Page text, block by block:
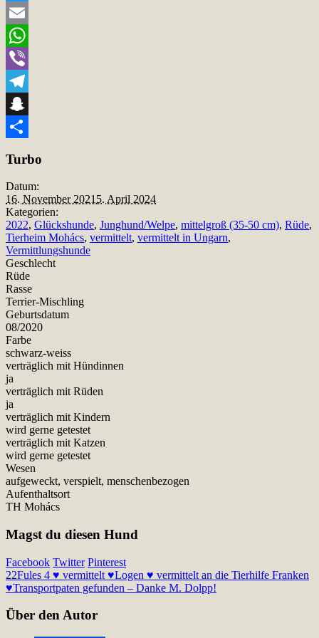
Twitter
Email
WhatsApp
Viber
Telegram
Snapchat
Turbo
Datum:
16. November 2021 5. April 2024
Kategorien:
2022, Glückshunde, Junghund/Welpe, mittelgroß (35-50 cm), Rüde,
Tierheim Mohács, vermittelt, vermittelt in Ungarn,
Vermittlungshunde
Geschlecht
Rüde
Rasse
Terrier-Mischling
Geburtsdatum
08/2020
Farbe
schwarz-weiss
verträglich mit Hündinnen
ja
verträglich mit Rüden
ja
verträglich mit Kindern
wird gerne getestet
verträglich mit Katzen
wird gerne getestet
Wesen
aufgeweckt, verspielt, menschenbezogen
Aufenthaltsort
TH Mohács
Magst du diesen Hund
Facebook Twitter Pinterest
22Fules 4 ♥ vermittelt ♥Logen ♥ vermittelt an die Tierhilfe Franken
♥Transportpaten gefunden – Danke M. Dolpp!
Über den Autor